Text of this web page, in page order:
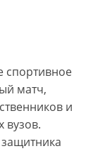
спортивное
матч,
и
вузов.